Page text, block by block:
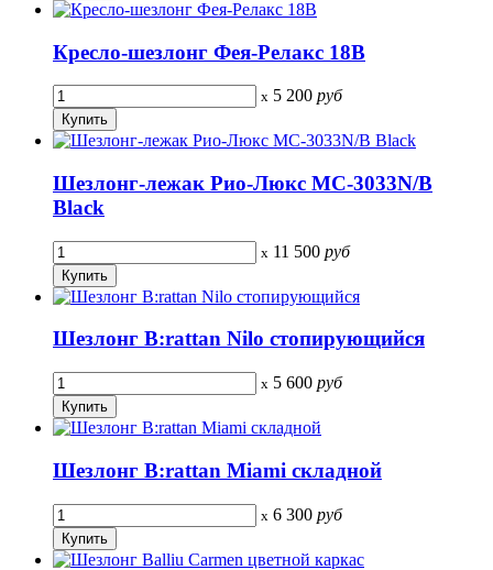
Кресло-шезлонг Фея-Релакс 18B
x 5 200 руб
Шезлонг-лежак Рио-Люкс MC-3033N/B
Black
x 11 500 руб
Шезлонг B:rattan Nilo стопирующийся
x 5 600 руб
Шезлонг B:rattan Miami складной
x 6 300 руб